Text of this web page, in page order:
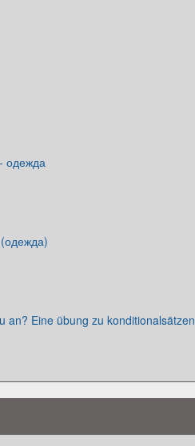
одежда
an? Eine übung zu konditionalsätzen